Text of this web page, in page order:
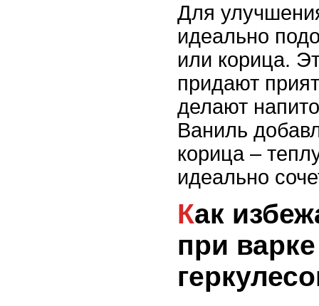
Для
идеально
или корица.
придают
делают
Ваниль
корица –
идеально
Как избежать комков
при варке